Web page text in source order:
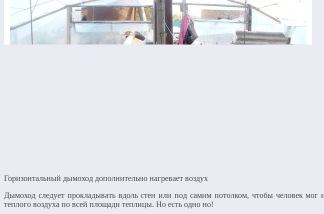
Горизонтальный дымоход дополнительно нагревает воздух
Дымоход следует прокладывать вдоль стен или под самим потолком, чтобы человек мог
теплого воздуха по всей площади теплицы. Но есть одно но!